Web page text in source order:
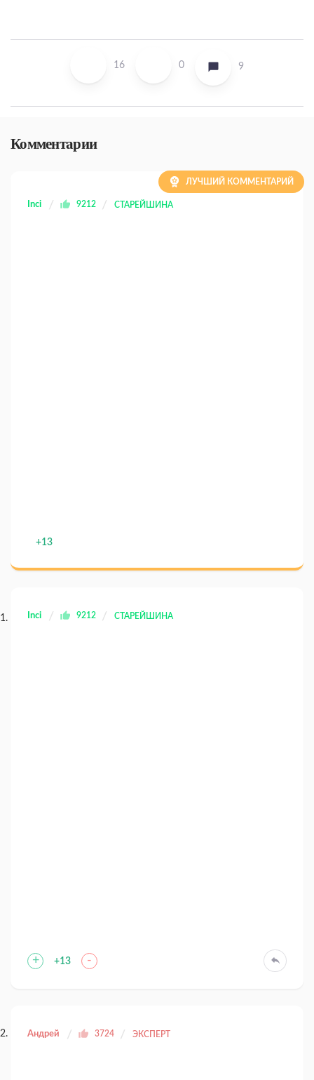
16 0 9
Комментарии
Inci 9212 СТАРЕЙШИНА
ЛУЧШИЙ КОММЕНТАРИЙ
+13
Inci 9212 СТАРЕЙШИНА
+ +13 -
Андрей 3724 ЭКСПЕРТ